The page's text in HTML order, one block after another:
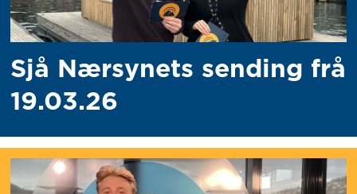
Sjå Nærsynets sending frå
19.03.26